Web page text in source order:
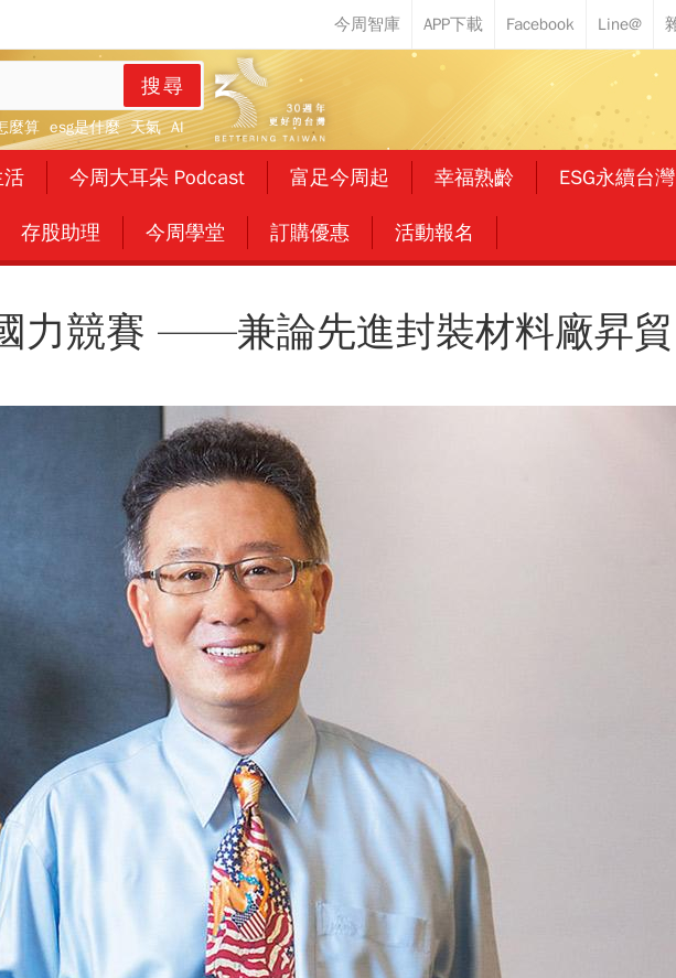
搜尋
麼算 esg是什麼 天氣 AI
活 今周大耳朵 Podcast 富足今周起 幸福熟齡 ESG永續台灣
存股助理 今周學堂 訂購優惠 活動報名
力競賽 ——兼論先進封裝材料廠昇貿